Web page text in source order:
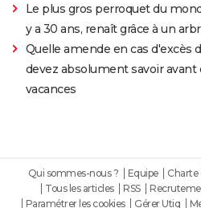
Le plus gros perroquet du
y a 30 ans, renaît grâce à un
Quelle amende en cas d'excès
devez absolument savoir avant
vacances
Qui sommes-nous ? Equipe Charte
Tous les articles
RSS
Paramétrer les cookies
Gérer Utiq